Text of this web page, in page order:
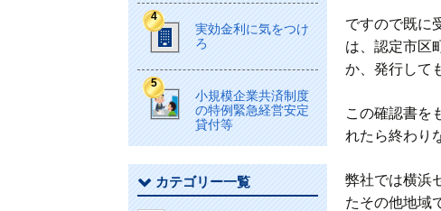
ですので既に
は、認定市区
か、発行して
この確認書を
れたら終わり
弊社では横浜
たその他地域
実効金利に気をつけ
ろ
小規模企業共済制度
の特例緊急経営安定
貸付等
カテゴリー一覧